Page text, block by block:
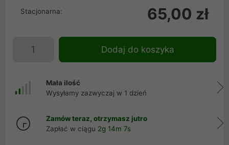
Stacjonarna: 65,00 zł
Dodaj do koszyka
Mała ilość
Wysyłamy zazwyczaj w 1 dzień
Zamów teraz, otrzymasz jutro
Zapłać w ciągu 2g 14m 7s